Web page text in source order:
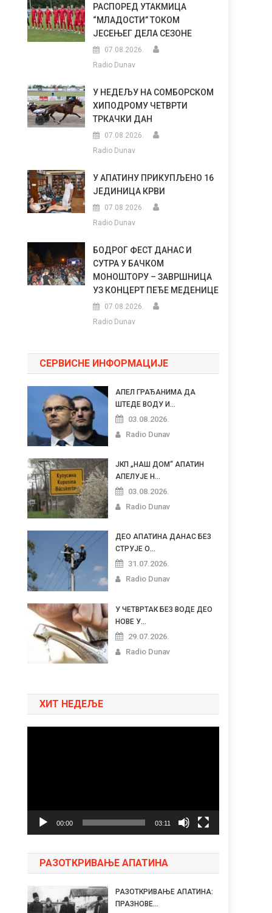
РАСПОРЕД УТАКМИЦА
“МЛАДОСТИ” ТОКОМ
ЈЕСЕЊЕГ ДЕЛА СЕЗОНЕ
07.08.2026.
Radio Dunav
У НЕДЕЉУ НА СОМБОРСКОМ
ХИПОДРОМУ ЧЕТВРТИ
ТРКАЧКИ ДАН
07.08.2026.
Radio Dunav
У АПАТИНУ ПРИКУПЉЕНО 16
ЈЕДИНИЦА КРВИ
07.08.2026.
Radio Dunav
БОДРОГ ФЕСТ ДАНАС И
СУТРА У БАЧКОМ
МОНОШТОРУ – ЗАВРШНИЦА
УЗ КОНЦЕРТ ПЕЂЕ МЕДЕНИЦЕ
07.08.2026.
Radio Dunav
СЕРВИСНЕ ИНФОРМАЦИЈЕ
АПЕЛ ГРАЂАНИМА ДА
ШТЕДЕ ВОДУ И...
03.08.2026.
Radio Dunav
ЈКП „НАШ ДОМ“ АПАТИН
АПЕЛУЈЕ Н...
03.08.2026.
Radio Dunav
ДЕО АПАТИНА ДАНАС БЕЗ
СТРУЈЕ О...
31.07.2026.
Radio Dunav
У ЧЕТВРТАК БЕЗ ВОДЕ ДЕО
НОВЕ У...
29.07.2026.
Radio Dunav
ХИТ НЕДЕЉЕ
00:00 03:11
РАЗОТКРИВАЊЕ АПАТИНА
РАЗОТКРИВАЊЕ АПАТИНА:
ПРАЗНОВЕ...